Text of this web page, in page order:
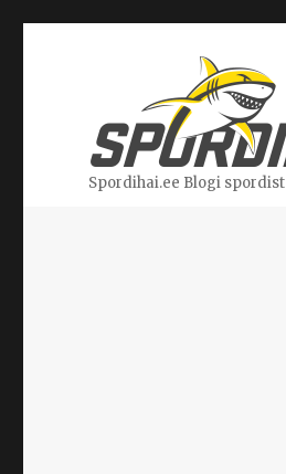
Spordihai.ee Blogi spordist